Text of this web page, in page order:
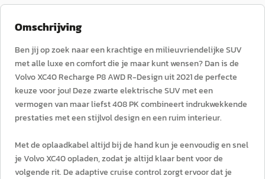
Omschrijving
Ben jij op zoek naar een krachtige en milieuvriendelijke SUV
met alle luxe en comfort die je maar kunt wensen? Dan is de
Volvo XC40 Recharge P8 AWD R-Design uit 2021 de perfecte
keuze voor jou! Deze zwarte elektrische SUV met een
vermogen van maar liefst 408 PK combineert indrukwekkende
prestaties met een stijlvol design en een ruim interieur.
Met de oplaadkabel altijd bij de hand kun je eenvoudig en snel
je Volvo XC40 opladen, zodat je altijd klaar bent voor de
volgende rit. De adaptive cruise control zorgt ervoor dat je